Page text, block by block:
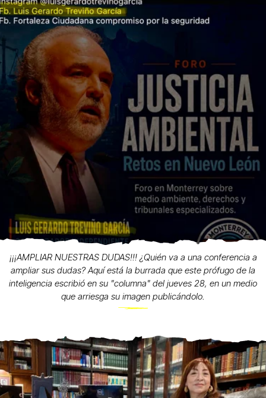
¡¡¡AMPLIAR NUESTRAS DUDAS!!! ¿Quién va a una conferencia a
ampliar sus dudas? Aquí está la burrada que este prófugo de la
inteligencia escribió en su "columna" del jueves 28, en un medio
que arriesga su imagen publicándolo.